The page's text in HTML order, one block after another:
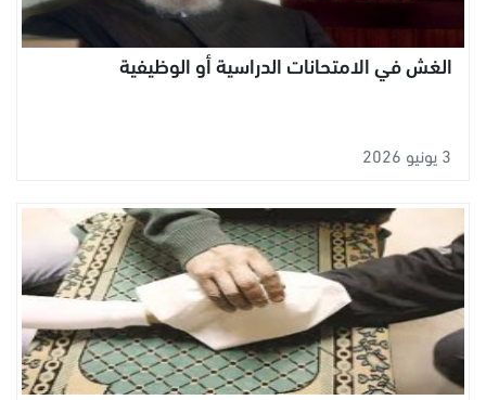
الغش في الامتحانات الدراسية أو الوظيفية
3 يونيو 2026